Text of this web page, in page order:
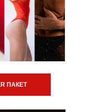
ПАКЕТ